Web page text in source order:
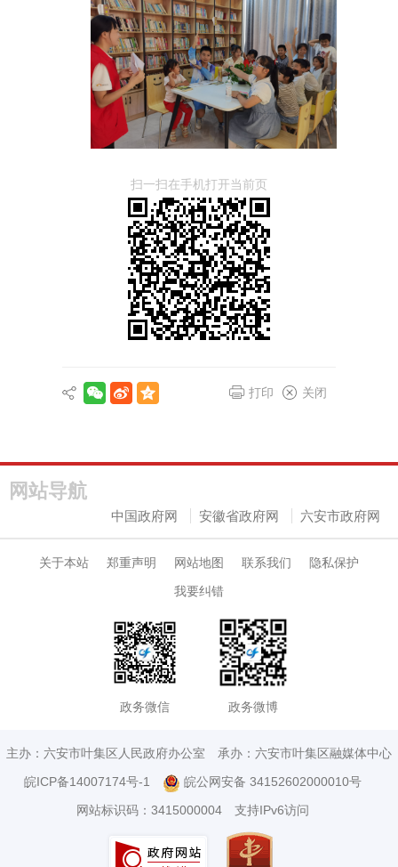
扫一扫在手机打开当前页
打印 关闭
网站导航
中国政府网 安徽省政府网 六安市政府网
关于本站 郑重声明 网站地图 联系我们
隐私保护
我要纠错
政务微信 政务微博
主办：六安市叶集区人民政府办公室
承办：六安市叶集区融媒体中心
皖ICP备14007174号-1
皖公网安备 34152602000010号
网站标识码：3415000004
支持IPv6访问